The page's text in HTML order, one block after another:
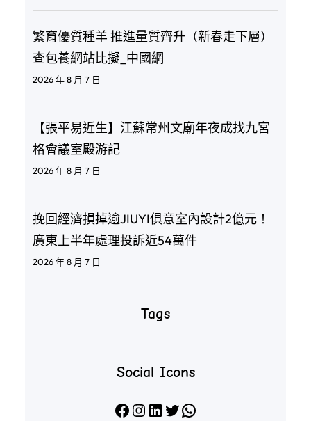
繁育優質種羊 推進量質齊升（新春走下層）
查包養網站比擬_中國網
2026 年 8 月 7 日
【張平易近生】江蘇常州文廟年夜成找九宮
格會議室殿游記
2026 年 8 月 7 日
挽回經濟損掉逾JIUYI俱意室內設計2億元！
廣東上半年處理投訴近54萬件
2026 年 8 月 7 日
Tags
Social Icons
Facebook Instagram LinkedIn X WhatsApp